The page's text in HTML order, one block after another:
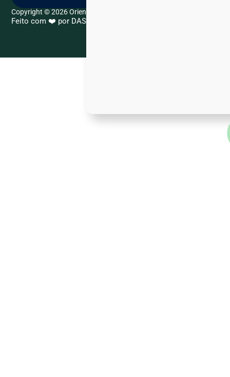
Copyright © 2026 Orientação Acadêmica. All Rights Reserved.
Feito com ❤️ por DASCKUP